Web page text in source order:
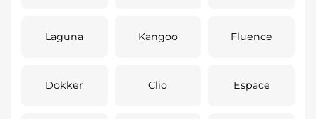
Laguna Kangoo Fluence
Dokker Clio Espace